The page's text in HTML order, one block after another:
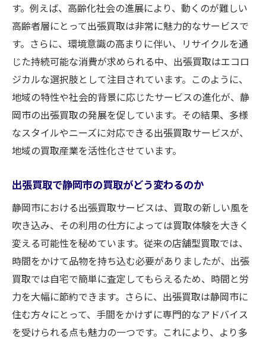
す。例えば、高齢化社会の進展により、動くのが難しい
高齢者層にとって出張買取は非常に魅力的なサービスで
す。さらに、環境意識の高まりに伴い、リサイクルを通
じた持続可能な消費が求められる中、出張買取はエコロ
ジカルな選択肢として注目されています。このように、
地域の特性や社会的背景に応じたサービスの進化が、静
岡市の出張買取の発展を促しています。その結果、多様
なスタイルやニーズに対応できる出張買取サービスが、
地域の買取産業を活性化させています。
出張買取で静岡市の買取がどう変わるのか
静岡市における出張買取サービスは、買取の新しい風を
吹き込み、その利用の仕方によっては買取体験を大きく
変える可能性を秘めています。従来の店舗型買取では、
時間をかけて品物を持ち込む必要がありましたが、出張
買取では自宅で簡単に査定してもらえるため、時間と労
力を大幅に節約できます。さらに、出張買取は静岡市に
住む方々にとって、手間をかけずに専門的なアドバイス
を受けられる点も魅力の一つです。これにより、より多